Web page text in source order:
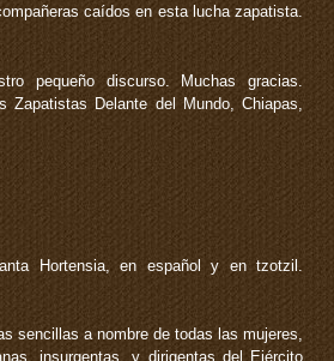
caídos en esta lucha zapatista.
pequeño discurso. Muchas gracias.
Zapatistas Delante del Mundo, Chiapas,
Hortensia, en español y en tzotzil.
sencillas a nombre de todas las mujeres,
insurgentas, y dirigentas del Ejército